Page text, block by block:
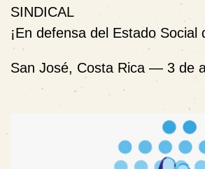
SINDICAL
¡En defensa del Estado Social
San José, Costa Rica — 3 de